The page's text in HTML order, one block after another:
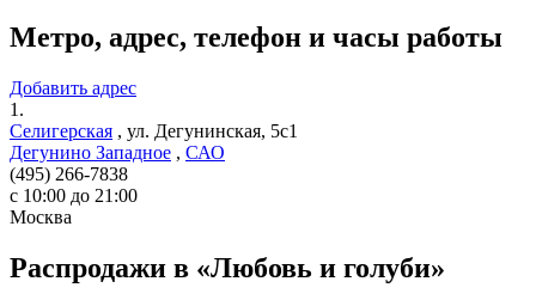
Метро, адрес, телефон и часы работы
Добавить адрес
1.
Селигерская , ул. Дегунинская, 5с1
Дегунино Западное , САО
(495) 266-7838
с 10:00 до 21:00
Москва
Распродажи в «Любовь и голуби»